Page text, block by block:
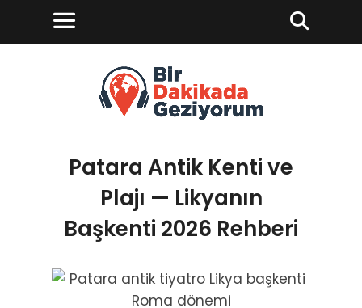
Patara Antik Kenti ve
Plajı — Likyanın
Başkenti 2026 Rehberi